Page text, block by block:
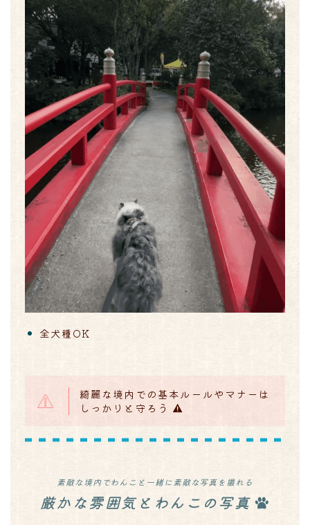
全犬種OK
綺麗な境内での基本ルールやマナーは
しっかりと守ろう
素敵な境内でわんこと一緒に素敵な写真を撮れる
厳かな雰囲気とわんこの写真